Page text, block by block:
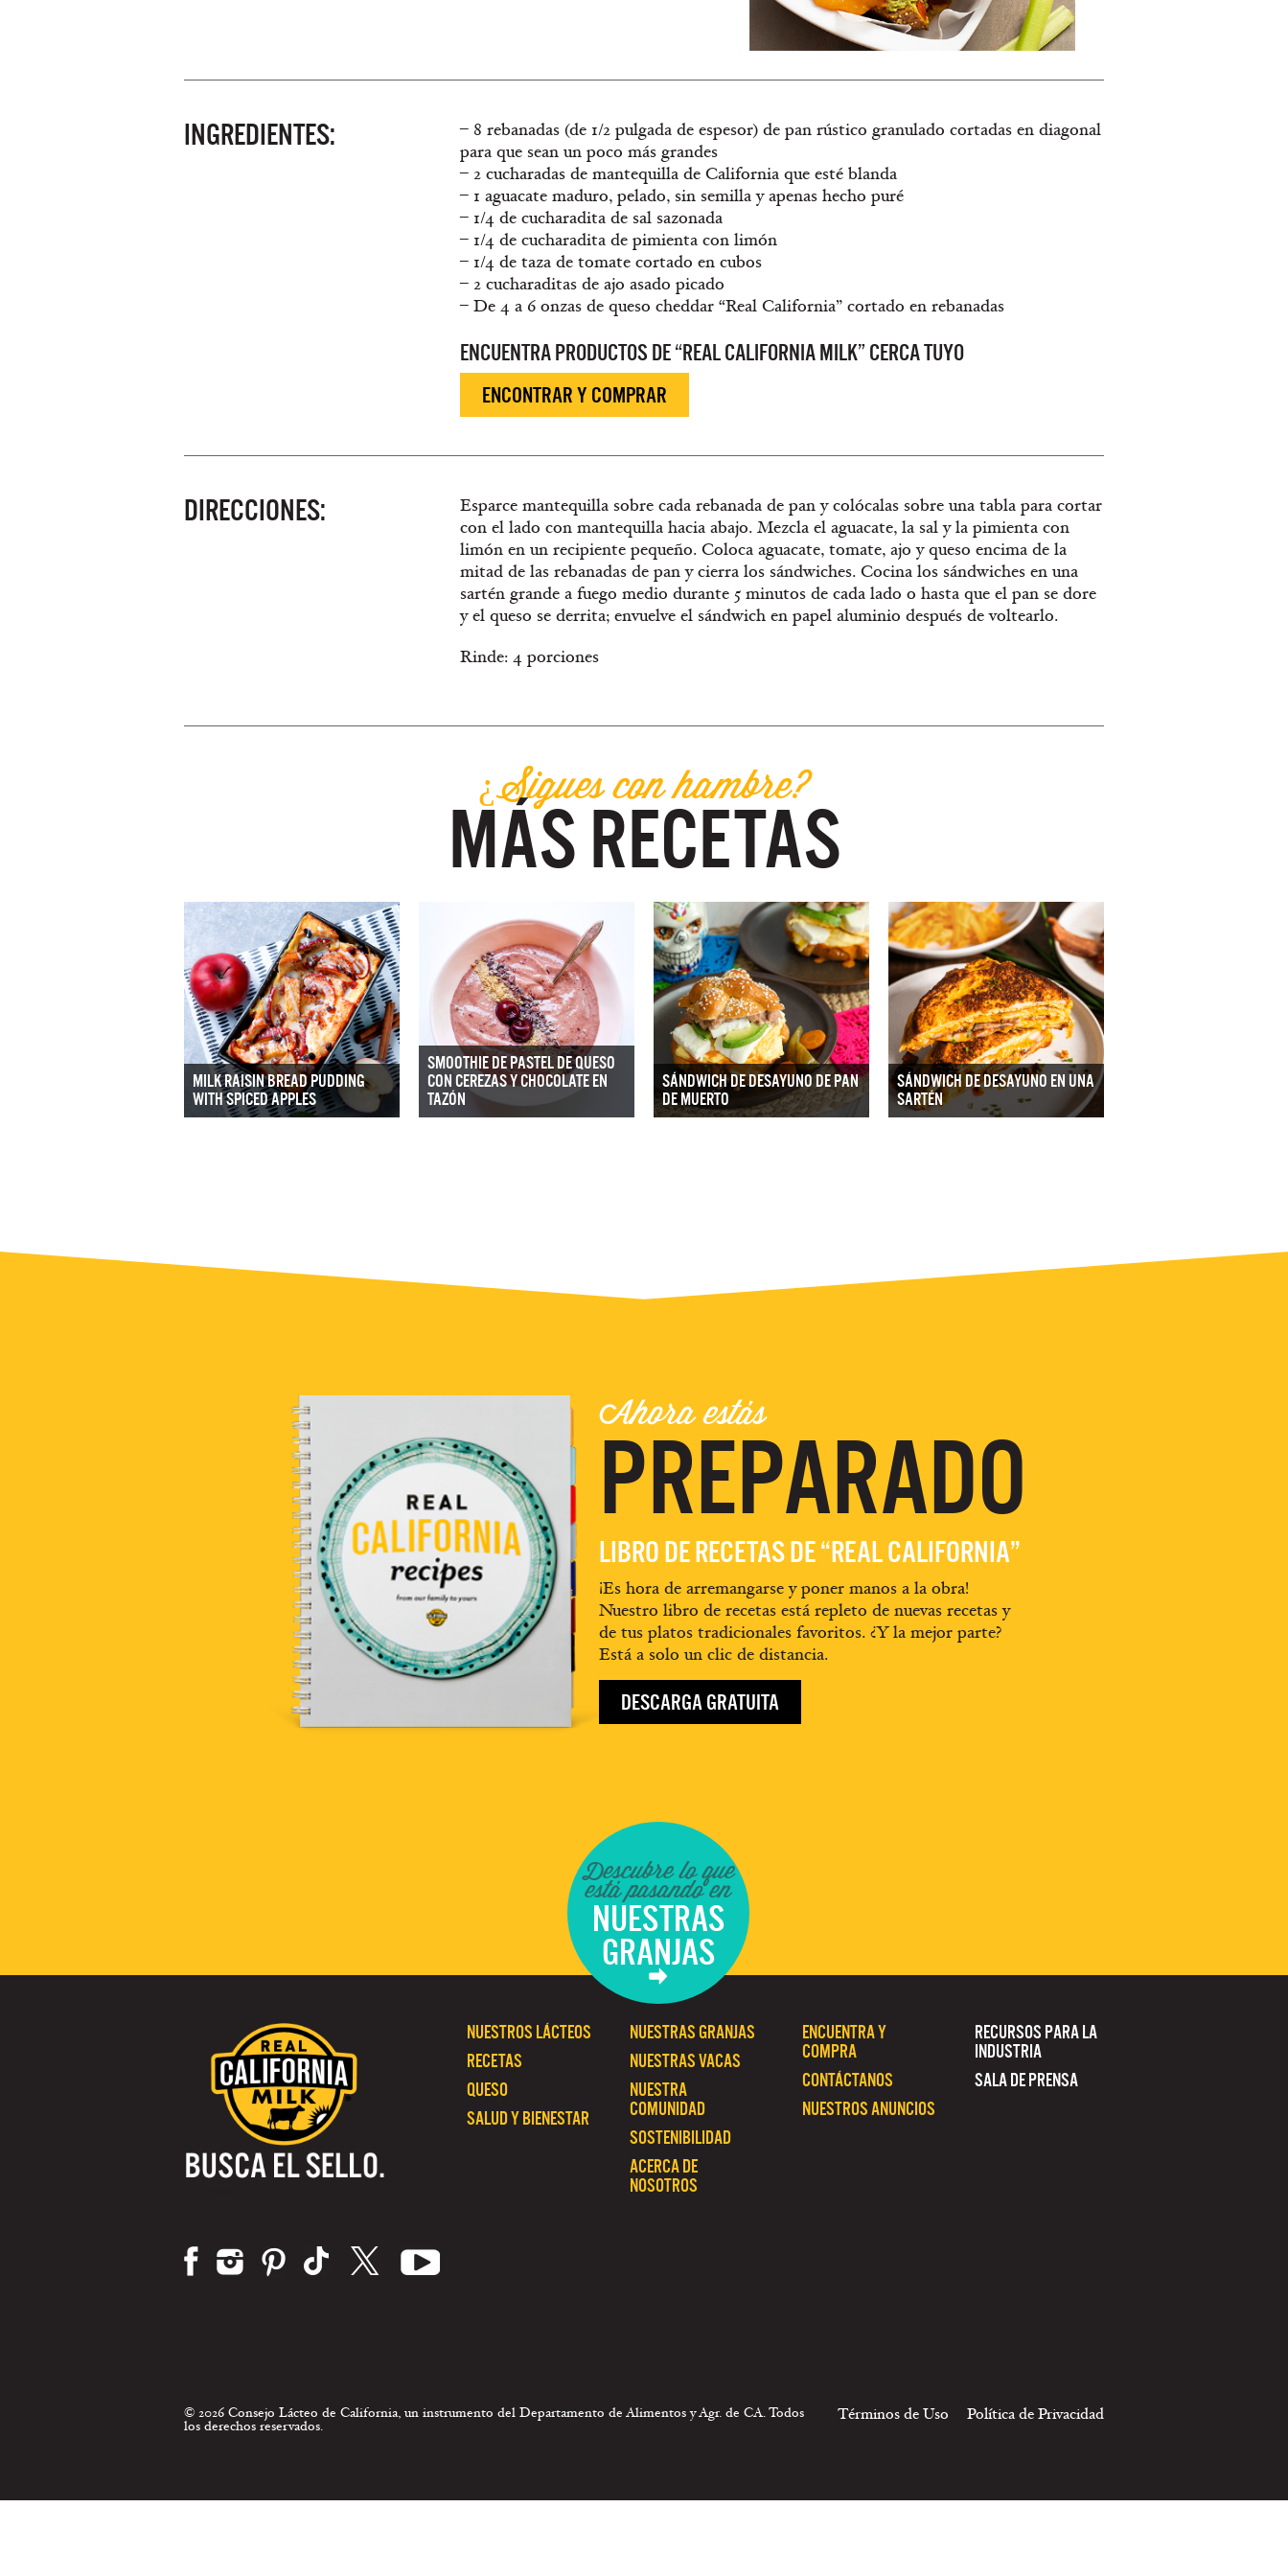
INGREDIENTES:
– 8 rebanadas (de 1/2 pulgada de espesor) de pan rústico granulado cortadas en diagonal
para que sean un poco más grandes
– 2 cucharadas de mantequilla de California que esté blanda
– 1 aguacate maduro, pelado, sin semilla y apenas hecho puré
– 1/4 de cucharadita de sal sazonada
– 1/4 de cucharadita de pimienta con limón
– 1/4 de taza de tomate cortado en cubos
– 2 cucharaditas de ajo asado picado
– De 4 a 6 onzas de queso cheddar “Real California” cortado en rebanadas
ENCUENTRA PRODUCTOS DE “REAL CALIFORNIA MILK” CERCA TUYO
ENCONTRAR Y COMPRAR
DIRECCIONES:
Esparce mantequilla sobre cada rebanada de pan y colócalas sobre una tabla para cortar
con el lado con mantequilla hacia abajo. Mezcla el aguacate, la sal y la pimienta con
limón en un recipiente pequeño. Coloca aguacate, tomate, ajo y queso encima de la
mitad de las rebanadas de pan y cierra los sándwiches. Cocina los sándwiches en una
sartén grande a fuego medio durante 5 minutos de cada lado o hasta que el pan se dore
y el queso se derrita; envuelve el sándwich en papel aluminio después de voltearlo.
Rinde: 4 porciones
¿Sigues con hambre?
MÁS RECETAS
MILK RAISIN BREAD PUDDING
WITH SPICED APPLES
SMOOTHIE DE PASTEL DE QUESO
CON CEREZAS Y CHOCOLATE EN
TAZÓN
SÁNDWICH DE DESAYUNO DE PAN
DE MUERTO
SÁNDWICH DE DESAYUNO EN UNA
SARTÉN
Ahora estás
PREPARADO
LIBRO DE RECETAS DE “REAL CALIFORNIA”
¡Es hora de arremangarse y poner manos a la obra!
Nuestro libro de recetas está repleto de nuevas recetas y
de tus platos tradicionales favoritos. ¿Y la mejor parte?
Está a solo un clic de distancia.
DESCARGA GRATUITA
Descubre lo que
está pasando en
NUESTRAS
GRANJAS
RECURSOS PARA LA
INDUSTRIA
SALA DE PRENSA
ENCUENTRA Y
COMPRA
CONTÁCTANOS
NUESTROS ANUNCIOS
NUESTRAS GRANJAS
NUESTRAS VACAS
NUESTRA
COMUNIDAD
SOSTENIBILIDAD
ACERCA DE
NOSOTROS
NUESTROS LÁCTEOS
RECETAS
QUESO
SALUD Y BIENESTAR
© 2026 Consejo Lácteo de California, un instrumento del Departamento de Alimentos y Agr. de CA. Todos
los derechos reservados.
Términos de Uso Política de Privacidad